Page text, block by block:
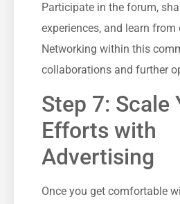
Participate in the forum,
experiences, and learn from
Networking⁢ within this‍
collaborations and further
Step 7: Scale
Efforts with
Advertising
Once you get comfortable